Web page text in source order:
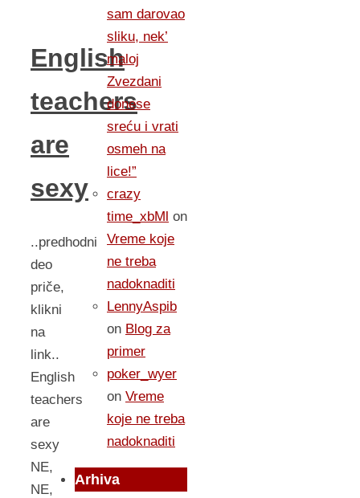
English
teachers
are
sexy
..predhodni
deo
priče,
klikni
na
link..
English
teachers
are
sexy
NE,
NE,
sam darovao
sliku, nek’
maloj
Zvezdani
donese
sreću i vrati
osmeh na
lice!”
crazy
time_xbMl on
Vreme koje
ne treba
nadoknaditi
LennyAspib
on Blog za
primer
poker_wyer
on Vreme
koje ne treba
nadoknaditi
Arhiva